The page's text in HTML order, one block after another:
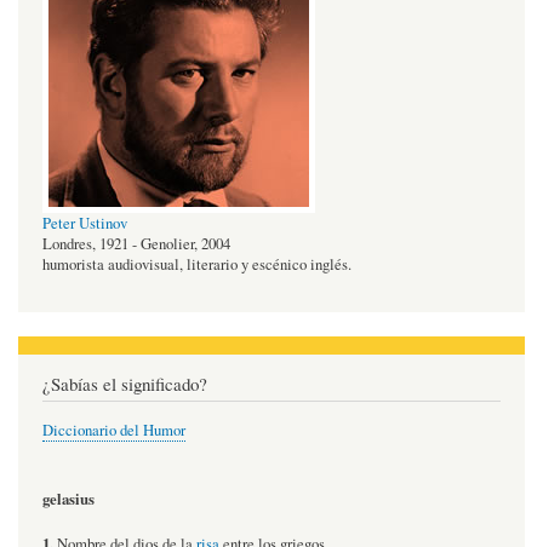
Peter Ustinov
Londres, 1921 - Genolier, 2004
humorista audiovisual, literario y escénico inglés.
¿Sabías el significado?
Diccionario del Humor
gelasius